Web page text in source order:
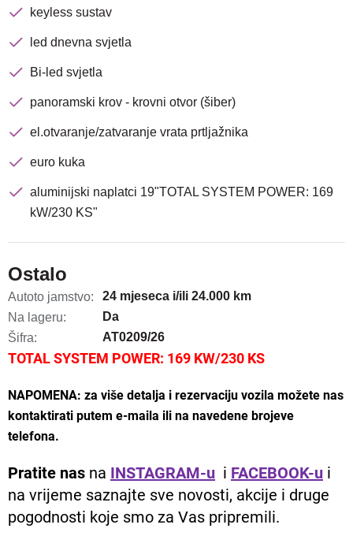
keyless sustav
led dnevna svjetla
Bi-led svjetla
panoramski krov - krovni otvor (šiber)
el.otvaranje/zatvaranje vrata prtljažnika
euro kuka
aluminijski naplatci 19"TOTAL SYSTEM POWER: 169
kW/230 KS"
Ostalo
Autoto jamstvo:
24 mjeseca i/ili 24.000 km
Na lageru:
Da
Šifra:
AT0209/26
TOTAL SYSTEM POWER: 169 KW/230 KS
NAPOMENA: za više detalja i rezervaciju vozila možete nas
kontaktirati putem e-maila ili na navedene brojeve
telefona.
Pratite nas na INSTAGRAM-u i FACEBOOK-u i
na vrijeme saznajte sve novosti, akcije i druge
pogodnosti koje smo za Vas pripremili.